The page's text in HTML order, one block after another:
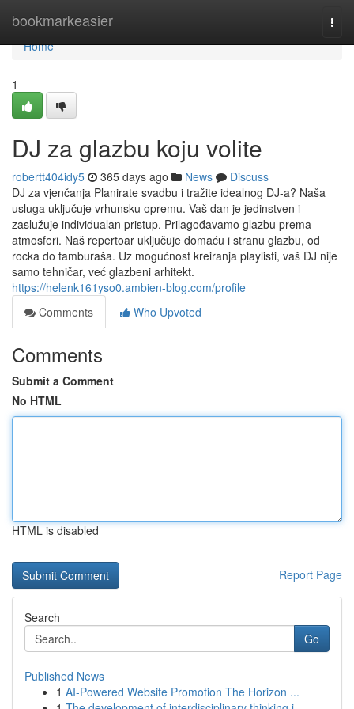
bookmarkeasier
Home
Home
1
DJ za glazbu koju volite
robertt404idy5 365 days ago News
Discuss
DJ za vjenčanja Planirate svadbu i tražite idealnog DJ-a? Naša
usluga uključuje vrhunsku opremu. Vaš dan je jedinstven i
zaslužuje individualan pristup. Prilagođavamo glazbu prema
atmosferi. Naš repertoar uključuje domaću i stranu glazbu, od
rocka do tamburaša. Uz mogućnost kreiranja playlisti, vaš DJ nije
samo tehničar, već glazbeni arhitekt.
https://helenk161yso0.ambien-blog.com/profile
Comments
Who Upvoted
Comments
Submit a Comment
No HTML
HTML is disabled
Report Page
Search
Go
Published News
1 AI-Powered Website Promotion The Horizon ...